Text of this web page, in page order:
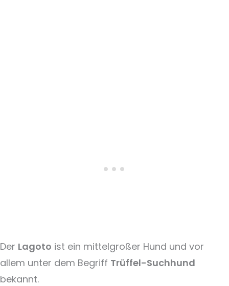
Der Lagoto ist ein mittelgroßer Hund und vor
allem unter dem Begriff Trüffel-Suchhund
bekannt.